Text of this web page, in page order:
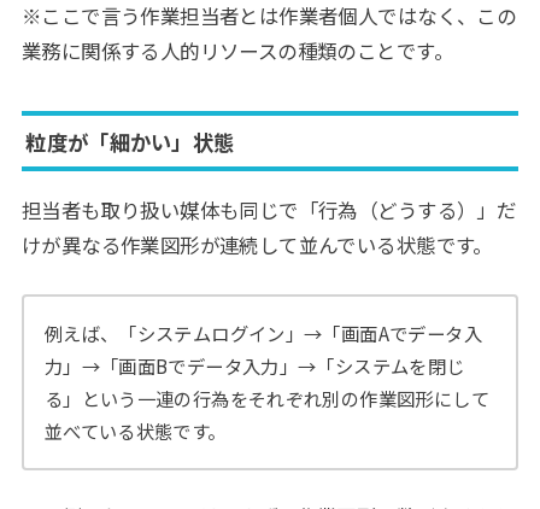
※ここで言う作業担当者とは作業者個人ではなく、この
業務に関係する人的リソースの種類のことです。
粒度が「細かい」状態
担当者も取り扱い媒体も同じで「行為（どうする）」だ
けが異なる作業図形が連続して並んでいる状態です。
例えば、「システムログイン」→「画面Aでデータ入
力」→「画面Bでデータ入力」→「システムを閉じ
る」という一連の行為をそれぞれ別の作業図形にして
並べている状態です。